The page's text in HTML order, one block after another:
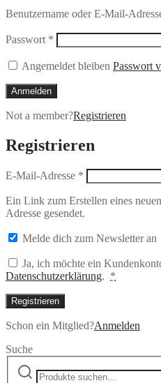
Benutzername oder E-Mail-
Passwort *
Angemeldet bleiben Passwort
Anmelden
Not a member?Registrieren
Registrieren
E-Mail-Adresse *
Ein Link zum Erstellen eines
Adresse gesendet.
Melde dich zum Newsletter an
Ja, ich möchte ein
Datenschutzerklärung. *
Registrieren
Schon ein Mitglied?Anmelden
Suche
Suche
nach: